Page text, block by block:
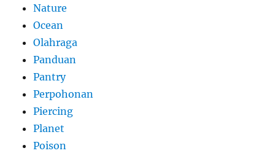
Nature
Ocean
Olahraga
Panduan
Pantry
Perpohonan
Piercing
Planet
Poison